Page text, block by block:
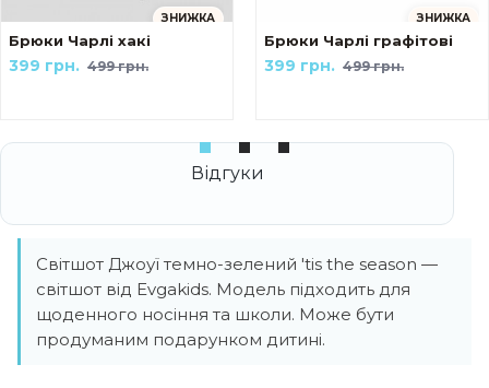
Українські мотиви The козак
ЗНИЖКА
Брюки Чарлі хакі
499 грн.
399 грн.
ЗНИЖКА
Брюки Чарлі графітові
499 грн.
399 грн.
Світшот Джоуї темно-зелений 'tis the season —
світшот від Evgakids. Модель підходить для
щоденного носіння та школи. Може бути
продуманим подарунком дитині.